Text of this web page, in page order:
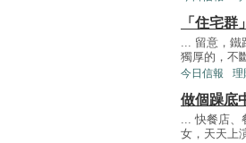
「住宅
... 留意，鐵
獨厚的，不
今日信報 理
做個躁底
... 快餐店、
女，天天上